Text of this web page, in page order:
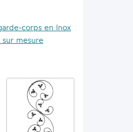
corps en Inox
mesure